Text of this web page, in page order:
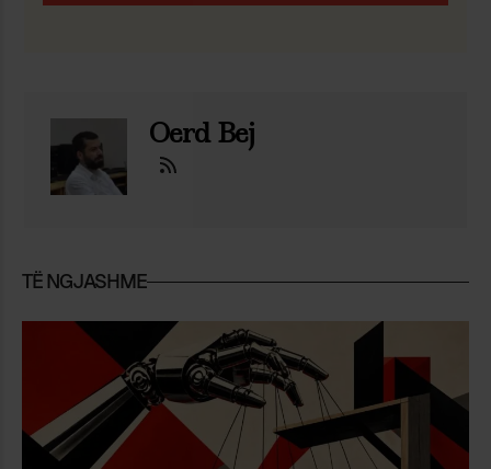
Oerd Bej
TË NGJASHME